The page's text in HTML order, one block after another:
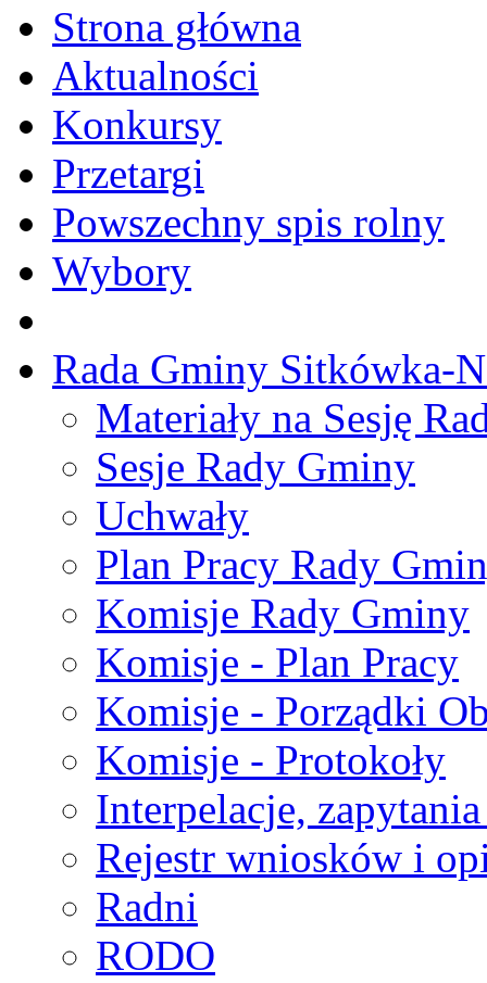
Strona główna
Aktualności
Konkursy
Przetargi
Powszechny spis rolny
Wybory
Rada Gminy Sitkówka-
Materiały na Sesję
Sesje Rady Gminy
Uchwały
Plan Pracy Rady
Komisje Rady Gminy
Komisje - Plan Pracy
Komisje - Porządki
Komisje - Protokoły
Interpelacje,
Rejestr wniosków i
Radni
RODO